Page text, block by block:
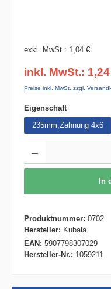
exkl. MwSt.: 1,04 €
inkl. MwSt.:
Preise inkl. MwSt. zzgl.
Eigenschaftauswählen
235mm,Zahnung 4x6
In
Produktnummer: 0702
Hersteller: Kubala
EAN: 5907798307029
Hersteller-Nr.: 1059211